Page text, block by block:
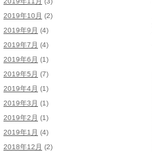
2019年10月 (2)
2019年9月 (4)
2019年7月 (4)
2019年6月 (1)
2019年5月 (7)
2019年4月 (1)
2019年3月 (1)
2019年2月 (1)
2019年1月 (4)
2018年12月 (2)